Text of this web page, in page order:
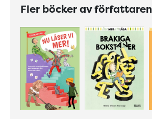
Fler böcker av författaren